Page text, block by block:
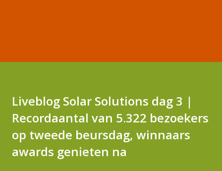
Liveblog Solar Solutions dag 3 |
Recordaantal van 5.322 bezoekers
op tweede beursdag, winnaars
awards genieten na